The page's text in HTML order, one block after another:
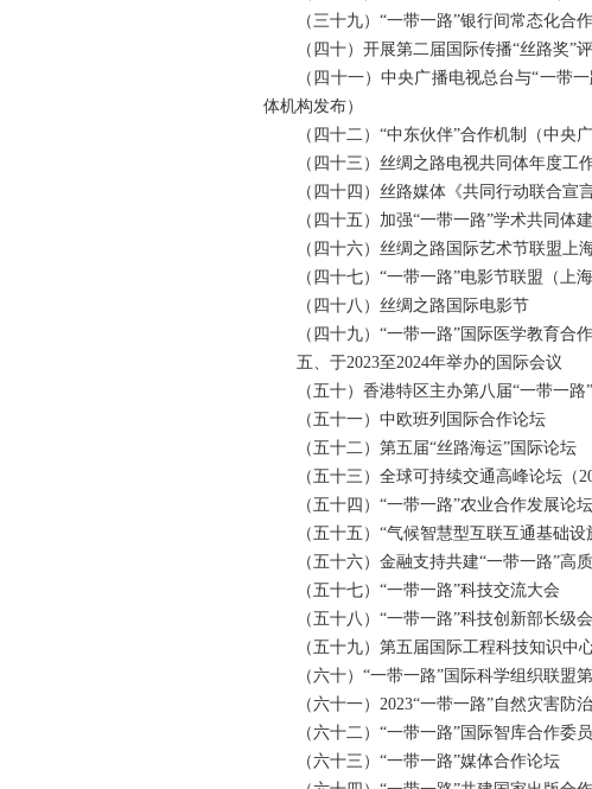
（三十九）“一带一路”银行间常态化合作
（四十）开展第二届国际传播“丝路奖”评
（四十一）中央广播电视总台与“一带一
体机构发布）
（四十二）“中东伙伴”合作机制（中央广
（四十三）丝绸之路电视共同体年度工作
（四十四）丝路媒体《共同行动联合宣言
（四十五）加强“一带一路”学术共同体建
（四十六）丝绸之路国际艺术节联盟上海
（四十七）“一带一路”电影节联盟（上海
（四十八）丝绸之路国际电影节
（四十九）“一带一路”国际医学教育合
五、于2023至2024年举办的国际会议
（五十）香港特区主办第八届“一带一路
（五十一）中欧班列国际合作论坛
（五十二）第五届“丝路海运”国际论坛
（五十三）全球可持续交通高峰论坛（
（五十四）“一带一路”农业合作发展论坛
（五十五）“气候智慧型互联互通基础设
（五十六）金融支持共建“一带一路”高
（五十七）“一带一路”科技交流大会
（五十八）“一带一路”科技创新部长级
（五十九）第五届国际工程科技知识中心
（六十）“一带一路”国际科学组织联盟
（六十一）2023“一带一路”自然灾害防
（六十二）“一带一路”国际智库合作委
（六十三）“一带一路”媒体合作论坛